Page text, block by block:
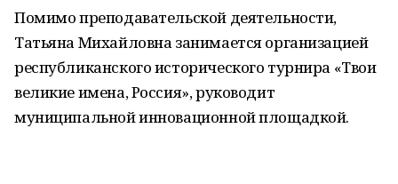
Помимо преподавательской деятельности,
Татьяна Михайловна занимается организацией
республиканского исторического турнира «Твои
великие имена, Россия», руководит
муниципальной инновационной площадкой.